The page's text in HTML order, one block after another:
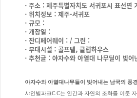
· 주소 : 제주특별자치도 서귀포시 표선면
· 위치정보 : 제주-서귀포
· 규모 :
· 개장일 :
· 잔디페어웨이 : / 그린 :
· 부대시설 : 골프텔, 클럽하우스
· 추천글 : 야자수와 아열대 나무딜이 빚
야자수와 아열대나무들이 빚어내는 남국의 풍경
샤인빌파크C.C는 인간과 자연의 조화를 이룬